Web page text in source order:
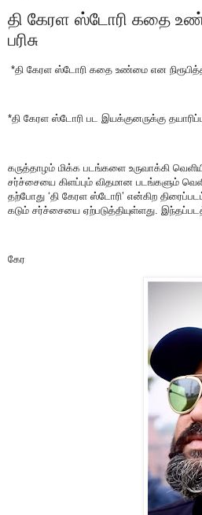
தி கேரள ஸ்டோரி கதை
பரிசு
*தி கேரள ஸ்டோரி கதை உண்மை என
*தி கேரள ஸ்டோரி பட இயக்குனருக்கு
கருத்தாழம் மிக்க படங்களை உருவாக்கி
சர்ச்சையை கிளப்பும் விதமான படங்களும்
தற்போது ‘தி கேரள ஸ்டோரி’ என்கிற
கடும் சர்ச்சையை ஏற்படுத்தியுள்ளது.
கேர